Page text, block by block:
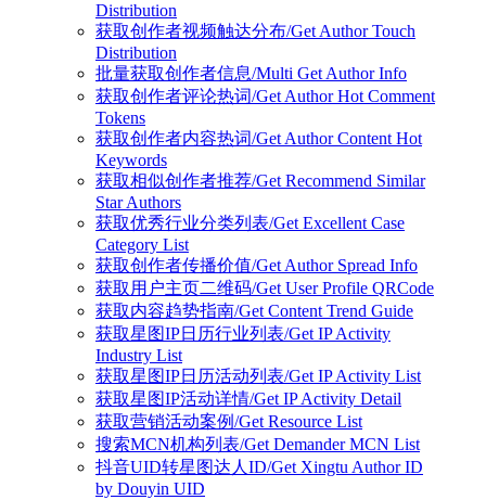
Distribution
获取创作者视频触达分布/Get Author Touch
Distribution
批量获取创作者信息/Multi Get Author Info
获取创作者评论热词/Get Author Hot Comment
Tokens
获取创作者内容热词/Get Author Content Hot
Keywords
获取相似创作者推荐/Get Recommend Similar
Star Authors
获取优秀行业分类列表/Get Excellent Case
Category List
获取创作者传播价值/Get Author Spread Info
获取用户主页二维码/Get User Profile QRCode
获取内容趋势指南/Get Content Trend Guide
获取星图IP日历行业列表/Get IP Activity
Industry List
获取星图IP日历活动列表/Get IP Activity List
获取星图IP活动详情/Get IP Activity Detail
获取营销活动案例/Get Resource List
搜索MCN机构列表/Get Demander MCN List
抖音UID转星图达人ID/Get Xingtu Author ID
by Douyin UID